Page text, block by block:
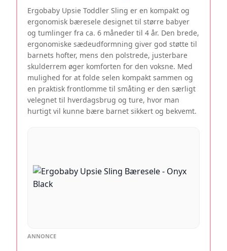
Ergobaby Upsie Toddler Sling er en kompakt og
ergonomisk bæresele designet til større babyer
og tumlinger fra ca. 6 måneder til 4 år. Den brede,
ergonomiske sædeudformning giver god støtte til
barnets hofter, mens den polstrede, justerbare
skulderrem øger komforten for den voksne. Med
mulighed for at folde selen kompakt sammen og
en praktisk frontlomme til småting er den særligt
velegnet til hverdagsbrug og ture, hvor man
hurtigt vil kunne bære barnet sikkert og bekvemt.
ANNONCE